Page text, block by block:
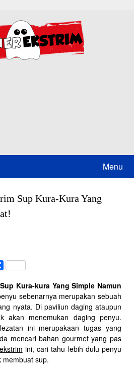
Menu
Sup Kura-Kura Yang
Share
Kura-kura Yang Simple Namun
sebenarnya merupakan sebuah
nyata. Di paviliun daging ataupun
akan menemukan daging penyu.
ini merupakaan tugas yang
mencari bahan gourmet yang pas
ini, cari tahu lebih dulu penyu
membuat sup.